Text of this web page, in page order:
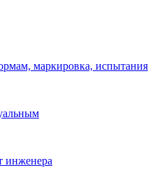
маркировка, испытания
инженера